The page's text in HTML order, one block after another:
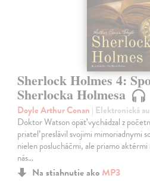
Sherlock Holmes 4:
Sherlocka Holmesa
Doyle Arthur Conan | Elektronická
Doktor Watson opäť vychádzal z
priateľ preslávil svojimi mimoriadnymi
nielen poslucháčmi, ale priamo
nás…
Na stiahnutie ako MP3